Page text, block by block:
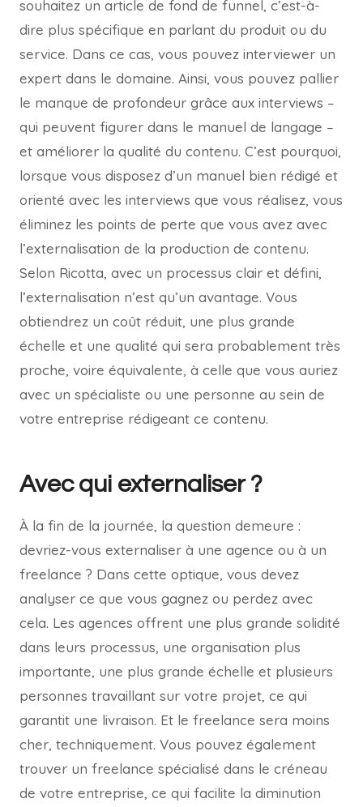
souhaitez un article de fond de funnel, c’est-à-
dire plus spécifique en parlant du produit ou du
service. Dans ce cas, vous pouvez interviewer un
expert dans le domaine. Ainsi, vous pouvez pallier
le manque de profondeur grâce aux interviews –
qui peuvent figurer dans le manuel de langage –
et améliorer la qualité du contenu. C’est pourquoi,
lorsque vous disposez d’un manuel bien rédigé et
orienté avec les interviews que vous réalisez, vous
éliminez les points de perte que vous avez avec
l’externalisation de la production de contenu.
Selon Ricotta, avec un processus clair et défini,
l’externalisation n’est qu’un avantage. Vous
obtiendrez un coût réduit, une plus grande
échelle et une qualité qui sera probablement très
proche, voire équivalente, à celle que vous auriez
avec un spécialiste ou une personne au sein de
votre entreprise rédigeant ce contenu.
Avec qui externaliser ?
À la fin de la journée, la question demeure :
devriez-vous externaliser à une agence ou à un
freelance ? Dans cette optique, vous devez
analyser ce que vous gagnez ou perdez avec
cela. Les agences offrent une plus grande solidité
dans leurs processus, une organisation plus
importante, une plus grande échelle et plusieurs
personnes travaillant sur votre projet, ce qui
garantit une livraison. Et le freelance sera moins
cher, techniquement. Vous pouvez également
trouver un freelance spécialisé dans le créneau
de votre entreprise, ce qui facilite la diminution